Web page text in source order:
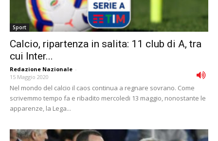
Sport
Calcio, ripartenza in salita: 11 club di A, tra
cui Inter...
Redazione Nazionale -
15 Maggio 2020
Nel mondo del calcio il caos continua a regnare sovrano. Come
scrivemmo tempo fa e ribadito mercoledi 13 maggio, nonostante le
apparenze, la Lega...